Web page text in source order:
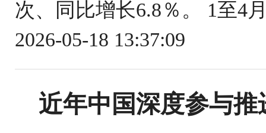
次、同比增长6.8％。 1至4
2026-05-18 13:37:09
近年中国深度参与